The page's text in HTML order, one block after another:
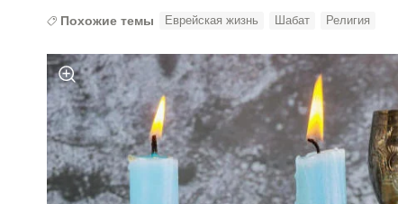
Похожие темы Еврейская жизнь Шабат Религия